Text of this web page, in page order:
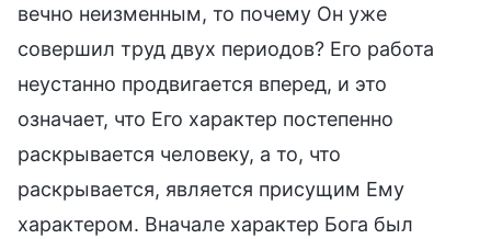
вечно неизменным, то почему Он уже
совершил труд двух периодов? Его работа
неустанно продвигается вперед, и это
означает, что Его характер постепенно
раскрывается человеку, а то, что
раскрывается, является присущим Ему
характером. Вначале характер Бога был